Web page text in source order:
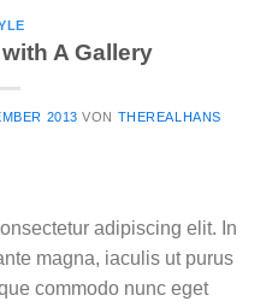
A Gallery
2013 VON THEREALHANS
adipiscing elit. In
magna, iaculis ut purus
commodo nunc eget